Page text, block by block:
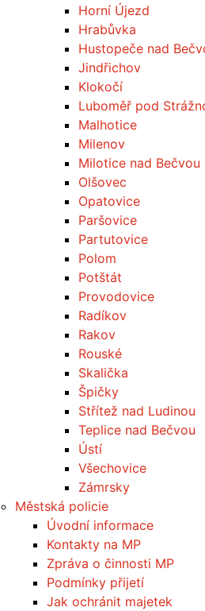
Horní Újezd
Hrabůvka
Hustopeče nad
Jindřichov
Klokočí
Luboměř pod
Malhotice
Milenov
Milotice nad Bečvou
Olšovec
Opatovice
Paršovice
Partutovice
Polom
Potštát
Provodovice
Radíkov
Rakov
Rouské
Skalička
Špičky
Střítež nad Ludinou
Teplice nad Bečvou
Ústí
Všechovice
Zámrsky
Městská policie
Úvodní informace
Kontakty na MP
Zpráva o činnosti MP
Podmínky přijetí
Jak ochránit majetek